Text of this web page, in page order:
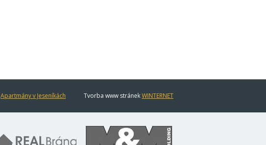
Apartmány v Jeseníkách Tvorba www stránekWINTERNET